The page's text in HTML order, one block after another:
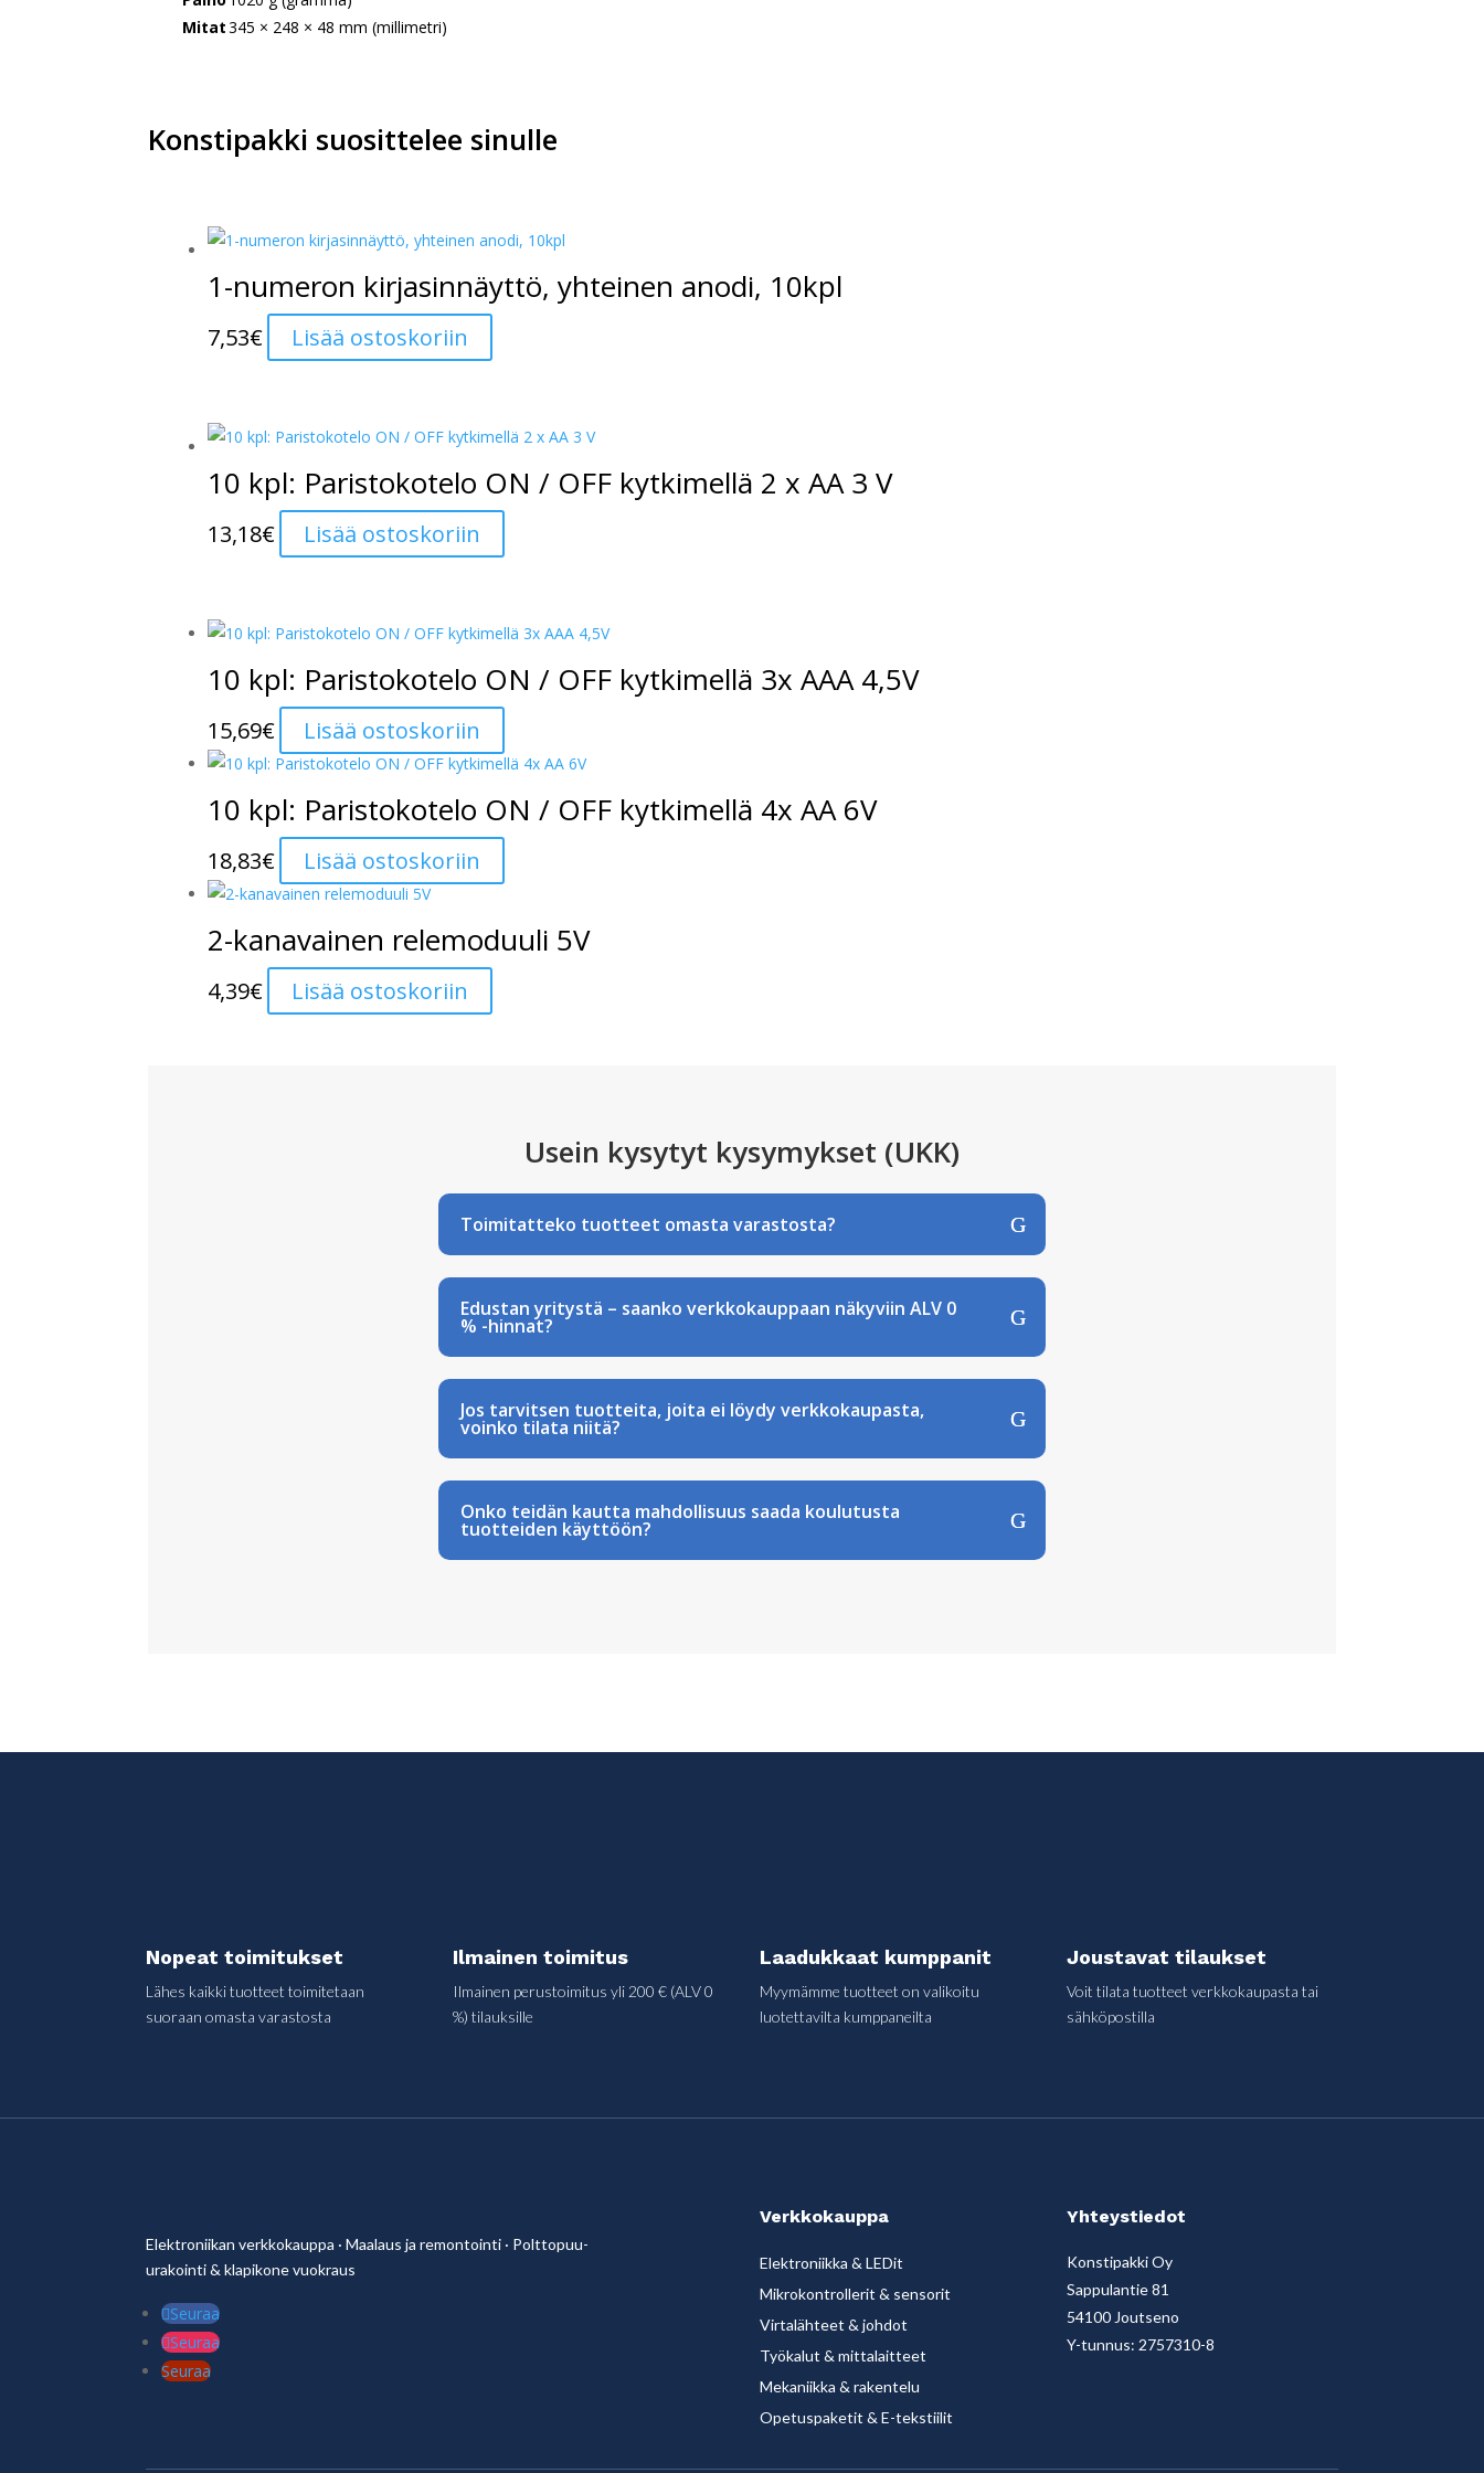
Mitat345 × 248 × 48 mm (millimetri)
Konstipakki suosittelee sinulle
1-numeron kirjasinnäyttö, yhteinen anodi, 10kpl
7,53€ Lisää ostoskoriin
10 kpl: Paristokotelo ON / OFF kytkimellä 2 x AA 3 V
13,18€ Lisää ostoskoriin
10 kpl: Paristokotelo ON / OFF kytkimellä 3x AAA 4,5V
15,69€ Lisää ostoskoriin
10 kpl: Paristokotelo ON / OFF kytkimellä 4x AA 6V
18,83€ Lisää ostoskoriin
2-kanavainen relemoduuli 5V
4,39€ Lisää ostoskoriin
Usein kysytyt kysymykset (UKK)
Toimitatteko tuotteet omasta varastosta?
Edustan yritystä – saanko verkkokauppaan näkyviin ALV 0
% -hinnat?
Jos tarvitsen tuotteita, joita ei löydy verkkokaupasta,
voinko tilata niitä?
Onko teidän kautta mahdollisuus saada koulutusta
tuotteiden käyttöön?
Nopeat toimitukset
Lähes kaikki tuotteet toimitetaan
suoraan omasta varastosta
Ilmainen toimitus
Ilmainen perustoimitus yli 200 € (ALV 0
%) tilauksille
Laadukkaat kumppanit
Myymämme tuotteet on valikoitu
luotettavilta kumppaneilta
Joustavat tilaukset
Voit tilata tuotteet verkkokaupasta tai
sähköpostilla
Elektroniikan verkkokauppa · Maalaus ja remontointi · Polttopuu-
urakointi & klapikone vuokraus
Seuraa
Seuraa
Seuraa
Verkkokauppa
Elektroniikka & LEDit
Mikrokontrollerit & sensorit
Virtalähteet & johdot
Työkalut & mittalaitteet
Mekaniikka & rakentelu
Opetuspaketit & E-tekstiilit
Yhteystiedot
Konstipakki Oy
Sappulantie 81
54100 Joutseno
Y-tunnus: 2757310-8